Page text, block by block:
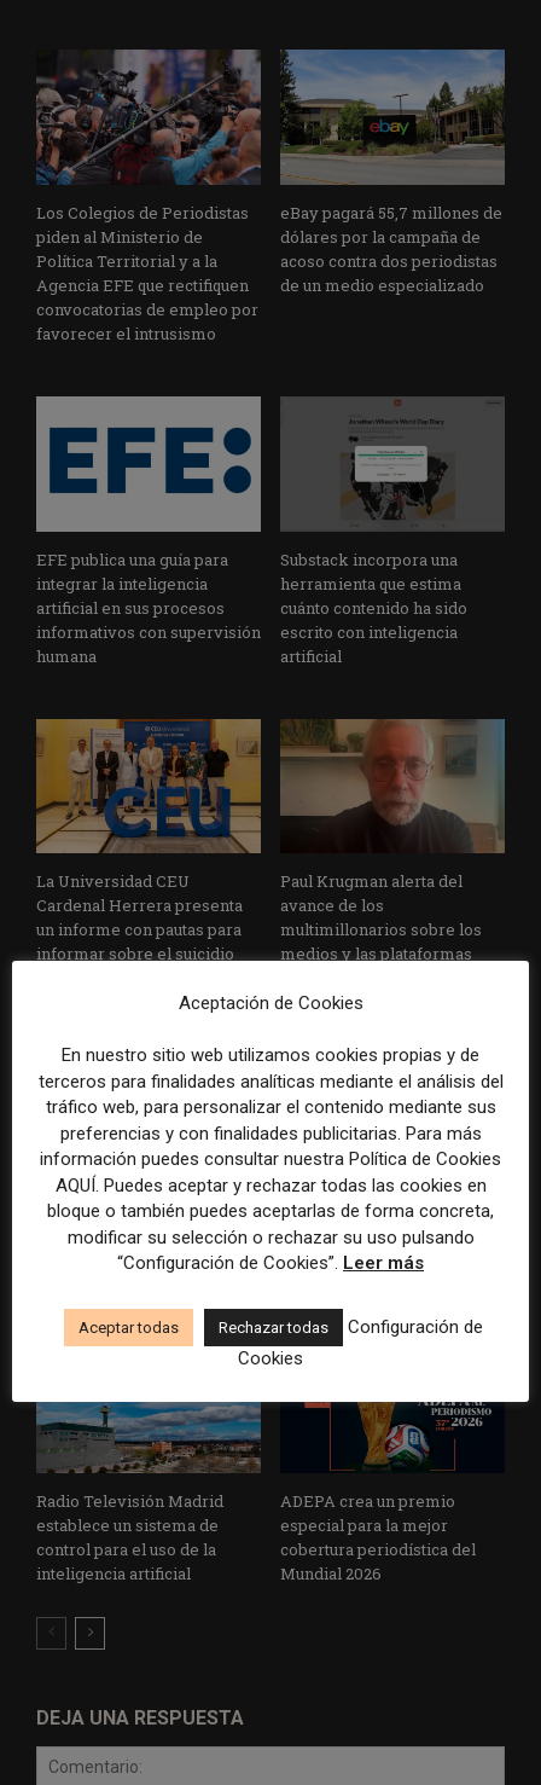
Los Colegios de Periodistas
piden al Ministerio de
Política Territorial y a la
Agencia EFE que rectifiquen
convocatorias de empleo por
favorecer el intrusismo
eBay pagará 55,7 millones de
dólares por la campaña de
acoso contra dos periodistas
de un medio especializado
EFE publica una guía para
integrar la inteligencia
artificial en sus procesos
informativos con supervisión
humana
Substack incorpora una
herramienta que estima
cuánto contenido ha sido
escrito con inteligencia
artificial
La Universidad CEU
Cardenal Herrera presenta
un informe con pautas para
informar sobre el suicidio
Paul Krugman alerta del
avance de los
multimillonarios sobre los
medios y las plataformas
La Marea cierra 2025 con
superávit, pero su
cooperativa pierde 38.542
El Premio Gabo 2026
reconoce cinco historias de
Brasil, España y El Salvador
sobre el poder, la memoria y
la violencia
Radio Televisión Madrid
establece un sistema de
control para el uso de la
inteligencia artificial
ADEPA crea un premio
especial para la mejor
cobertura periodística del
Mundial 2026
DEJA UNA RESPUESTA
Aceptación de Cookies
En nuestro sitio web utilizamos cookies propias y de
terceros para finalidades analíticas mediante el análisis del
tráfico web, para personalizar el contenido mediante sus
preferencias y con finalidades publicitarias. Para más
información puedes consultar nuestra Política de Cookies
AQUÍ. Puedes aceptar y rechazar todas las cookies en
bloque o también puedes aceptarlas de forma concreta,
modificar su selección o rechazar su uso pulsando
“Configuración de Cookies”. Leer más
Aceptar todas Rechazar todas
Configuración de
Cookies